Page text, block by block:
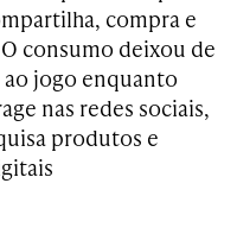
compra e
consumo deixou de
jogo enquanto
nas redes sociais,
produtos e